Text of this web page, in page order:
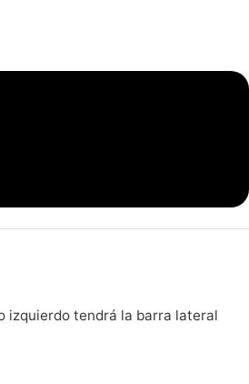
izquierdo tendrá la barra lateral